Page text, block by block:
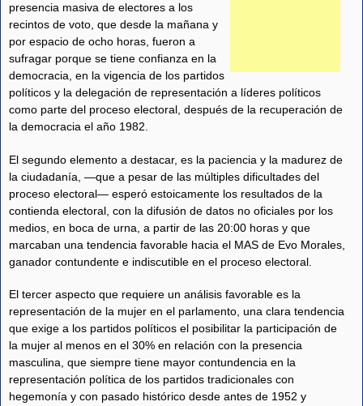
presencia masiva de electores a los
recintos de voto, que desde la mañana y
por espacio de ocho horas, fueron a
sufragar porque se tiene confianza en la
democracia, en la vigencia de los partidos
políticos y la delegación de representación a líderes políticos
como parte del proceso electoral, después de la recuperación de
la democracia el año 1982.
El segundo elemento a destacar, es la paciencia y la madurez de
la ciudadanía, —que a pesar de las múltiples dificultades del
proceso electoral— esperó estoicamente los resultados de la
contienda electoral, con la difusión de datos no oficiales por los
medios, en boca de urna, a partir de las 20:00 horas y que
marcaban una tendencia favorable hacia el MAS de Evo Morales,
ganador contundente e indiscutible en el proceso electoral.
El tercer aspecto que requiere un análisis favorable es la
representación de la mujer en el parlamento, una clara tendencia
que exige a los partidos políticos el posibilitar la participación de
la mujer al menos en el 30% en relación con la presencia
masculina, que siempre tiene mayor contundencia en la
representación política de los partidos tradicionales con
hegemonía y con pasado histórico desde antes de 1952 y